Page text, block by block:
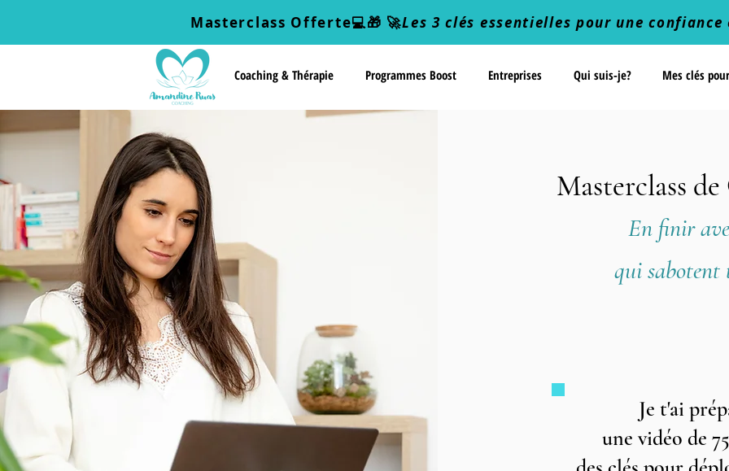
Masterclass Offerte💻🎁 🚀Les 3 clés essentielles pour une
Coaching & Thérapie Programmes Boost Entreprises Qui suis-je? Mes clés
Masterclass
En finir
qui sabotent
Je t'ai
une vidéo de